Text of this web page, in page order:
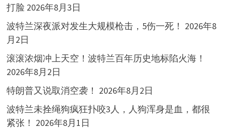
打脸 2026年8月3日
波特兰深夜派对发生大规模枪击，5伤一死！ 2026年8
月2日
滚滚浓烟冲上天空！波特兰百年历史地标陷火海！
2026年8月2日
特朗普又说取消空袭！ 2026年8月2日
波特兰未拴绳狗疯狂扑咬3人，人狗浑身是血，都很
紧张！ 2026年8月1日